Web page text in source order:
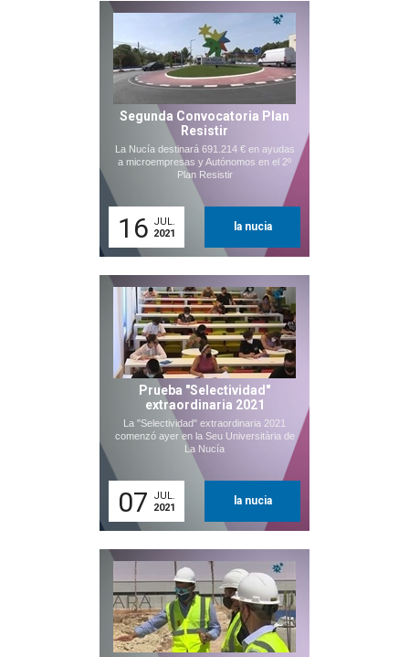
Segunda Convocatoria Plan
Resistir
La Nucía destinará 691.214 € en ayudas
a microempresas y Autónomos en el 2º
Plan Resistir
16 JUL.
2021
la nucia
Prueba "Selectividad"
extraordinaria 2021
La "Selectividad" extraordinaria 2021
comenzó ayer en la Seu Universitària de
La Nucía
07
JUL.
2021
la nucia